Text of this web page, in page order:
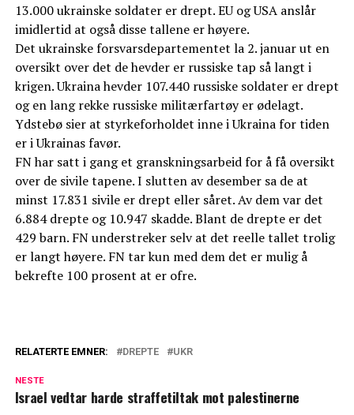
13.000 ukrainske soldater er drept. EU og USA anslår
imidlertid at også disse tallene er høyere.
Det ukrainske forsvarsdepartementet la 2. januar ut en
oversikt over det de hevder er russiske tap så langt i
krigen. Ukraina hevder 107.440 russiske soldater er drept
og en lang rekke russiske militærfartøy er ødelagt.
Ydstebø sier at styrkeforholdet inne i Ukraina for tiden
er i Ukrainas favør.
FN har satt i gang et granskningsarbeid for å få oversikt
over de sivile tapene. I slutten av desember sa de at
minst 17.831 sivile er drept eller såret. Av dem var det
6.884 drepte og 10.947 skadde. Blant de drepte er det
429 barn. FN understreker selv at det reelle tallet trolig
er langt høyere. FN tar kun med dem det er mulig å
bekrefte 100 prosent at er ofre.
RELATERTE EMNER: DREPTE UKR
NESTE
Israel vedtar harde straffetiltak mot palestinerne